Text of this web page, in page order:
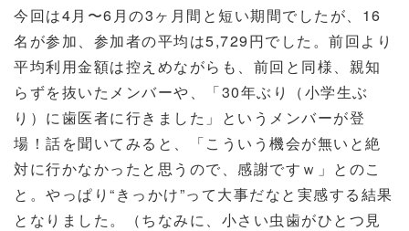
今回は4月〜6月の3ヶ月間と短い期間でしたが、 16
名が参加、参加者の平均は5,729円でした。前回より
平均利用金額は控えめながらも、前回と同様、親知
らずを抜いたメンバーや、「30年ぶり（小学生ぶ
り）に歯医者に行きました」というメンバーが登
場！話を聞いてみると、「こういう機会が無いと絶
対に行かなかったと思うので、感謝ですｗ」とのこ
と。やっぱり“きっかけ”って大事だなと実感する結果
となりました。（ちなみに、小さい虫歯がひとつ見